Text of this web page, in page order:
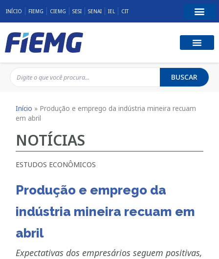
INÍCIO FIEMG CIEMG SESI SENAI IEL CIT
BUSCAR
Início » Produção e emprego da indústria mineira recuam
em abril
NOTÍCIAS
ESTUDOS ECONÔMICOS
Produção e emprego da
indústria mineira recuam em
abril
Expectativas dos empresários seguem positivas,